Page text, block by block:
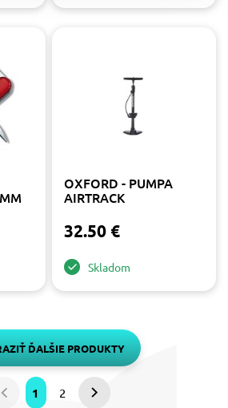
OXFORD - PUMPA
AIRTRACK
32.50 €
Skladom
ĎALŠIE PRODUKTY
Predchádzajúca
1 2
Nasledujúca